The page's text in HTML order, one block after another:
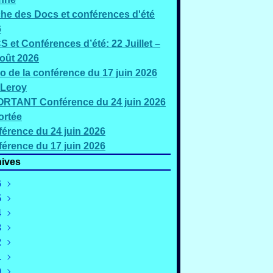
des Docs et conférences d'été
et Conférences d’été: 22 Juillet –
2026
de la conférence du 17 juin 2026
Conférence du 24 juin 2026
du 24 juin 2026
du 17 juin 2026
(2)